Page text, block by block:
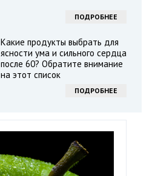
ПОДРОБНЕЕ
Какие продукты выбрать для
ясности ума и сильного сердца
после 60? Обратите внимание
на этот список
ПОДРОБНЕЕ